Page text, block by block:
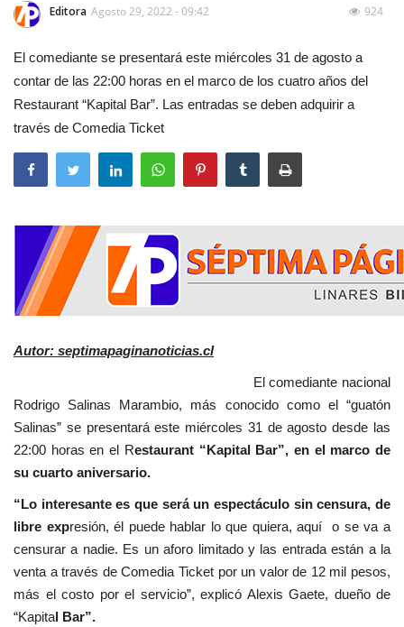
Editora Agosto 29, 2022 - 09:42 924
El comediante se presentará este miércoles 31 de agosto a
contar de las 22:00 horas en el marco de los cuatro años del
Restaurant “Kapital Bar”. Las entradas se deben adquirir a
través de Comedia Ticket
Autor: septimapaginanoticias.cl
El comediante nacional
Rodrigo Salinas Marambio, más conocido como el “guatón
Salinas” se presentará este miércoles 31 de agosto desde las
22:00 horas en el Restaurant “Kapital Bar”, en el marco de
su cuarto aniversario.
“Lo interesante es que será un espectáculo sin censura, de
libre expresión, él puede hablar lo que quiera, aquí o se va a
censurar a nadie. Es un aforo limitado y las entrada están a la
venta a través de Comedia Ticket por un valor de 12 mil pesos,
más el costo por el servicio”, explicó Alexis Gaete, dueño de
“Kapital Bar”.